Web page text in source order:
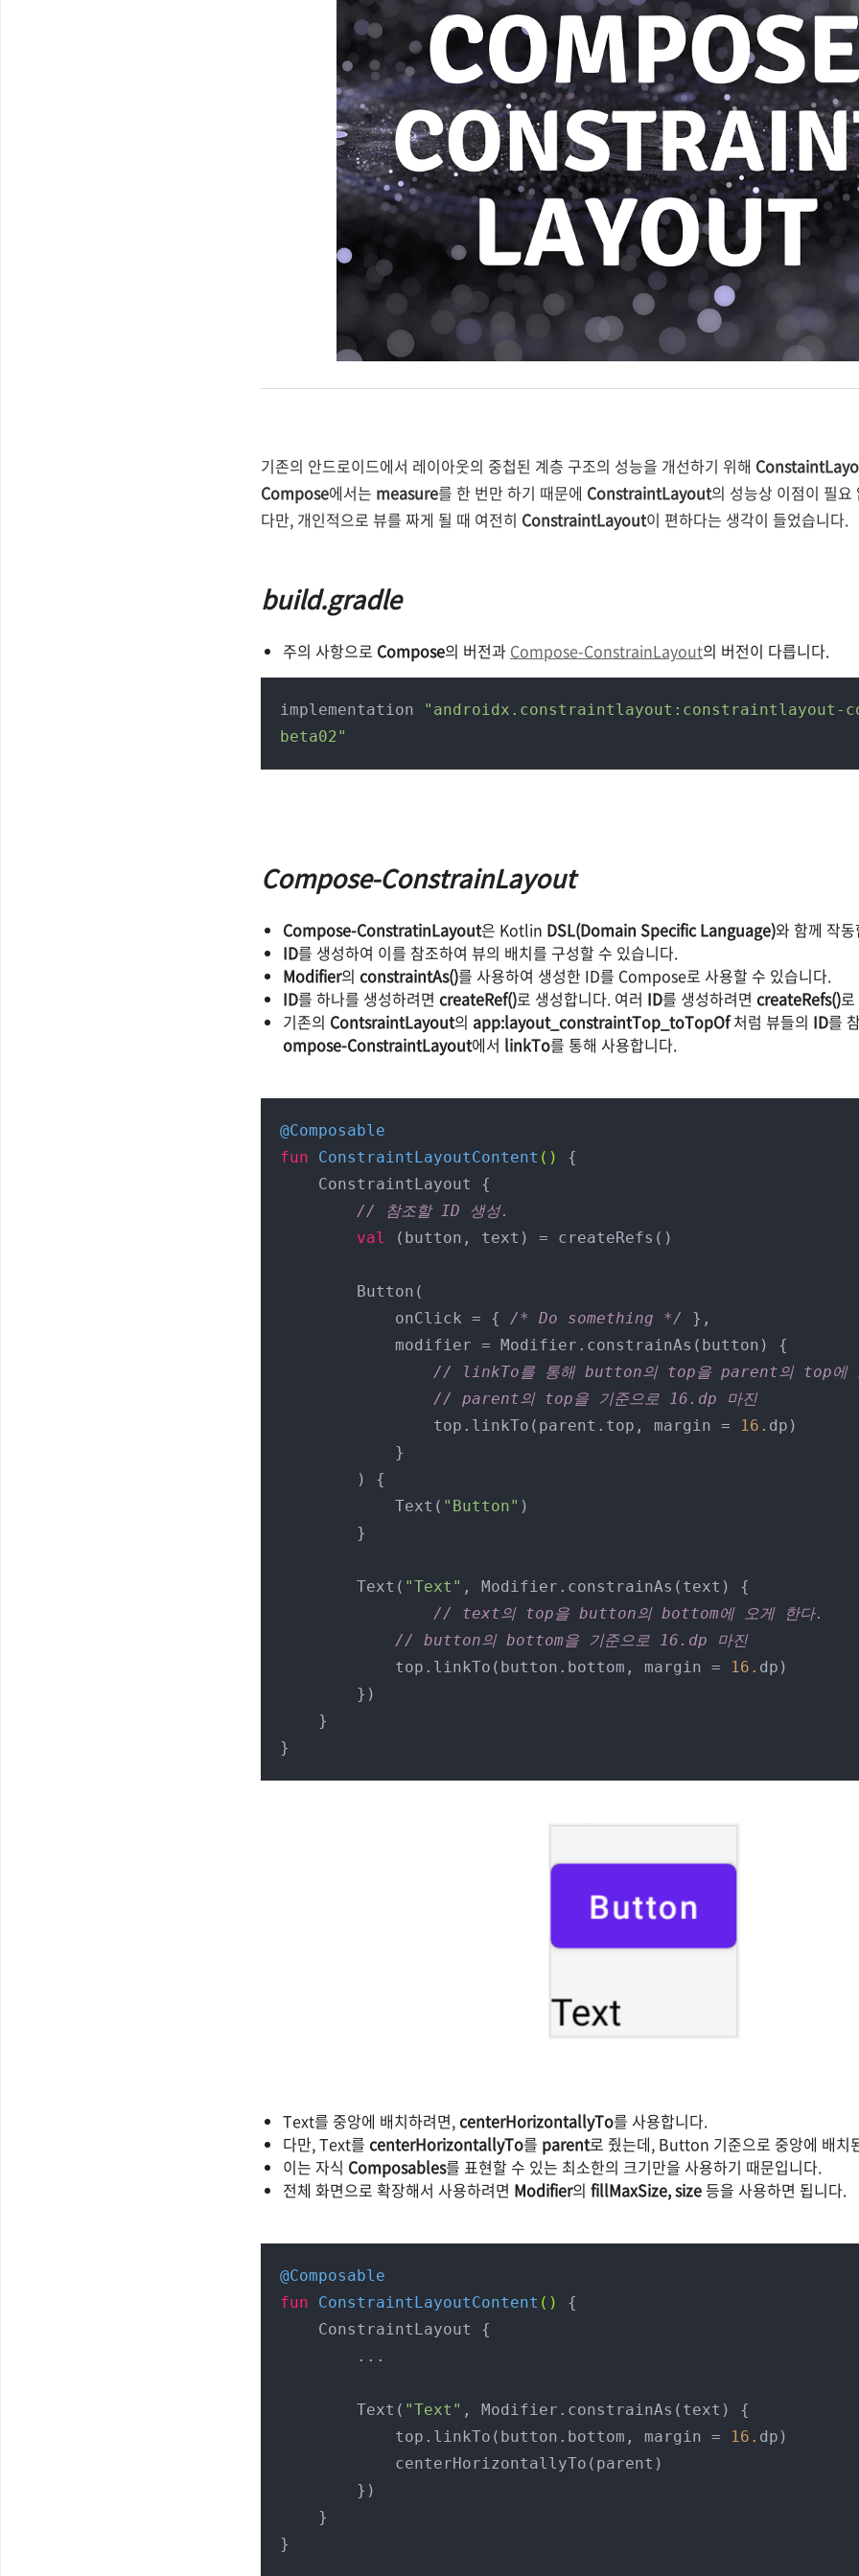
기존의 안드로이드에서 레이아웃의 중첩된 계층 구조의 성능을 개선하기 위해
Compose에서는 measure를 한 번만 하기 때문에 ConstraintLayout의 성능상 이점이 필요
다만, 개인적으로 뷰를 짜게 될 때 여전히 ConstraintLayout이 편하다는 생각이 들었습니다.
build.gradle
주의 사항으로 Compose의 버전과 Compose-ConstrainLayout의 버전이 다릅니다.
implementation
"androidx.constraintlayout:constraintlayout-
beta02"
Compose-ConstrainLayout
Compose-ConstratinLayout은 Kotlin DSL(Domain Specific Language)와 함께 작
ID를 생성하여 이를 참조하여 뷰의 배치를 구성할 수 있습니다.
Modifier의 constraintAs()를 사용하여 생성한 ID를 Compose로 사용할 수 있습니다.
ID를 하나를 생성하려면 createRef()로 생성합니다. 여러 ID를 생성하려면 createRefs()
기존의 ContsraintLayout의 app:layout_constraintTop_toTopOf처럼 뷰들의 ID를
ompose-ConstraintLayout에서 linkTo를 통해 사용합니다.
@Composable
fun
ConstraintLayoutContent ()
{
// 참조할 ID 생성.
val
(button, text) = createRefs()
            onClick = {
/* Do something */
},
// linkTo를 통해 button의 top을 parent의 top에
// parent의 top을 기준으로 16.dp 마진
                top.linkTo(parent.top, margin =
16. dp)
            Text(
"Button" )
        Text(
"Text" , Modifier.constrainAs(text) {
// text의 top을 button의 bottom에 오게 한다.
// button의 bottom을 기준으로 16.dp 마진
            top.linkTo(button.bottom, margin =
16. dp)
}
Text를 중앙에 배치하려면,centerHorizontallyTo를 사용합니다.
다만, Text를 centerHorizontallyTo를 parent로 줬는데, Button 기준으로 중앙에 배치
이는 자식 Composables를 표현할 수 있는 최소한의 크기만을 사용하기 때문입니다.
전체 화면으로 확장해서 사용하려면 Modifier의 fillMaxSize, size등을 사용하면 됩니다.
@Composable
fun
ConstraintLayoutContent ()
{
        Text(
"Text" , Modifier.constrainAs(text) {
            top.linkTo(button.bottom, margin =
16. dp)
}